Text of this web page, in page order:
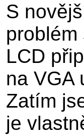
S
LCD
na VGA
Zatím
je